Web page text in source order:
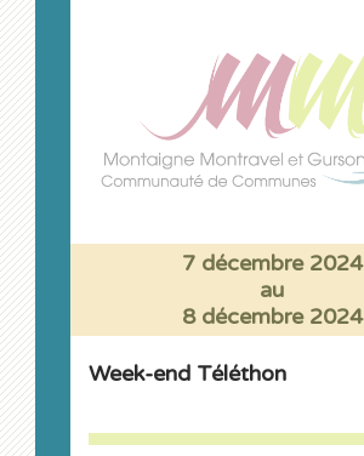
7 décembre 2024
au
8 décembre 2024
Week-end Téléthon